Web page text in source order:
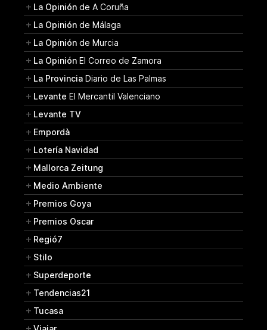
La Opinión de A Coruña
La Opinión de Málaga
La Opinión de Murcia
La Opinión El Correo de Zamora
La Provincia Diario de Las Palmas
Levante El Mercantil Valenciano
Levante TV
Empordà
Lotería Navidad
Mallorca Zeitung
Medio Ambiente
Premios Goya
Premios Oscar
Regió7
Stilo
Superdeporte
Tendencias21
Tucasa